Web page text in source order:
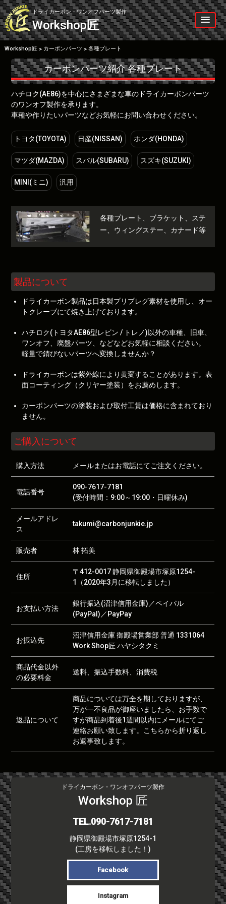
Skip
to
content
ドライカーボン・ワンオフパーツ製作
Workshop匠
Workshop匠> カーボンパーツ > 各種プレート
カーボンパーツ紹介各種プレート
ハチロク(AE86)を中心にさまざまな車のドライカーボンパーツ
のワンオフ製作を承ります。
車種や作りたいパーツなどお気軽にお問い合わせください。
トヨタ(TOYOTA) 日産(NISSAN) ホンダ(HONDA)
マツダ(MAZDA) スバル(SUBARU) スズキ(SUZUKI)
MINI(ミニ) 汎用
各種プレート、ブラケット、ステ
ー、ウィングステー、カナード等
製品について
ドライカーボン製品は日本製プリプレグ素材を使用し、オー
トクレーブにて焼き上げております。
ハチロク(トヨタAE86型レビン / トレノ)以外の車種、旧車、
ワンオフ、廃盤パーツ、などなどお気軽に相談ください。
軽量で錆びないパーツへ変換しませんか？
ドライカーボンは紫外線により黄変することがあります。表
面コーティング（クリヤー塗装）をお薦めします。
カーボンパーツの塗装および取付工賃は価格に含まれており
ません。
ご購入について
購入方法 メールまたはお電話にてご注文ください。
電話番号
090-7617-7181
(受付時間：9:00～19:00・日曜休み)
メールアドレ
ス
takumi@carbonjunkie.jp
販売者 林 拓美
住所
〒412-0017 静岡県御殿場市塚原1254-
1（2020年3月に移転しました）
お支払い方法
銀行振込(沼津信用金庫)／ペイパル
(PayPal)／PayPay
お振込先
沼津信用金庫 御殿場営業部 普通 1331064
Work Shop匠 ハヤシタクミ
商品代金以外
の必要料金
送料、振込手数料、消費税
返品について
商品については万全を期しておりますが、
万が一不良品が御座いましたら、お手数で
すが商品到着後1週間以内にメールにてご
連絡お願い致します。こちらから折り返し
お返事致します。
ドライカーボン・ワンオフパーツ製作
Workshop 匠
TEL.090-7617-7181
静岡県御殿場市塚原1254-1
(工房を移転しました！)
Facebook
Instagram